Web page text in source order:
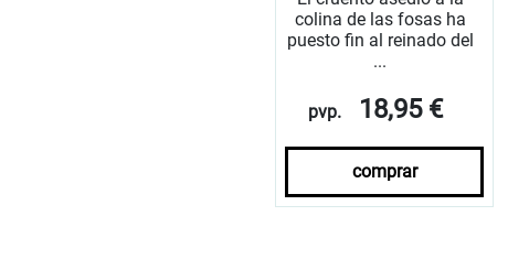
colina de las fosas ha
puesto fin al reinado del
...
pvp. 18,95 €
comprar